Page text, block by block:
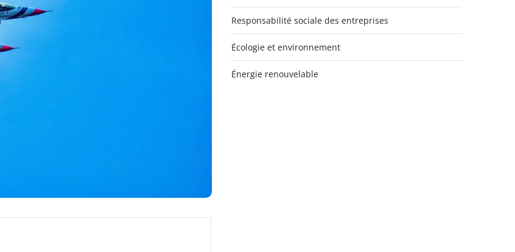
Responsabilité sociale des entreprises
Écologie et environnement
Énergie renouvelable